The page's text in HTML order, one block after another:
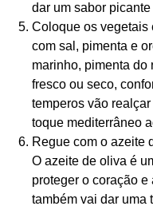
dar um sabor
Coloque os vegetais
com sal, pimenta e
marinho, pimenta do
fresco ou seco,
temperos vão
toque mediterrâneo
Regue com o azeite
O azeite de oliva é
proteger o coração
também vai dar uma